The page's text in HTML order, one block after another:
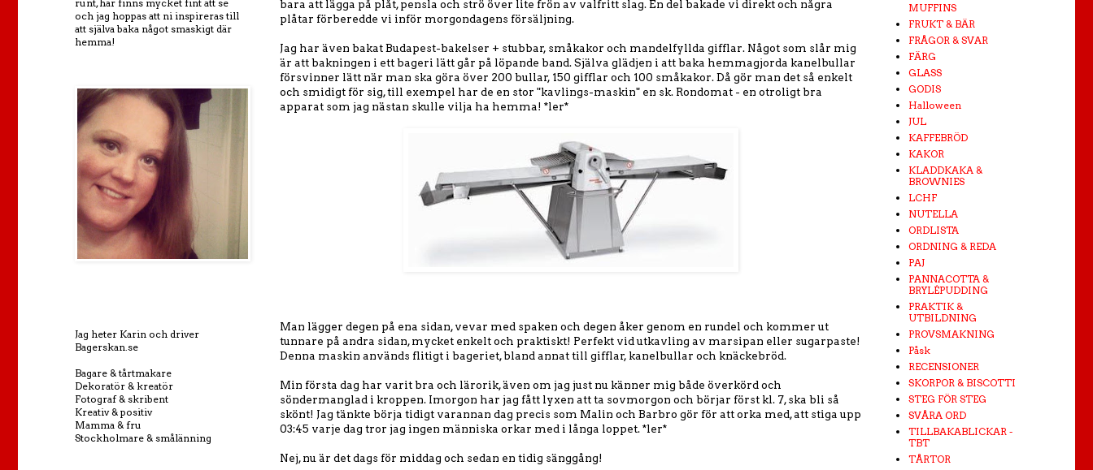
bara att lägga på plåt, pensla och strö över lite frön av valfritt slag. En del bakade vi direkt och några
plåtar förberedde vi inför morgondagens försäljning.
Jag har även bakat Budapest-bakelser + stubbar, småkakor och mandelfyllda gifflar. Något som slår mig
är att bakningen i ett bageri lätt går på löpande band. Själva glädjen i att baka hemmagjorda kanelbullar
försvinner lätt när man ska göra över 200 bullar, 150 gifflar och 100 småkakor. Då gör man det så enkelt
och smidigt för sig, till exempel har de en stor "kavlings-maskin" en sk. Rondomat - en otroligt bra
apparat som jag nästan skulle vilja ha hemma! *ler*
Man lägger degen på ena sidan, vevar med spaken och degen åker genom en rundel och kommer ut
tunnare på andra sidan, mycket enkelt och praktiskt! Perfekt vid utkavling av marsipan eller sugarpaste!
Denna maskin används flitigt i bageriet, bland annat till gifflar, kanelbullar och knäckebröd.
Min första dag har varit bra och lärorik, även om jag just nu känner mig både överkörd och
söndermanglad i kroppen. Imorgon har jag fått lyxen att ta sovmorgon och börjar först kl. 7, ska bli så
skönt! Jag tänkte börja tidigt varannan dag precis som Malin och Barbro gör för att orka med, att stiga upp
03:45 varje dag tror jag ingen människa orkar med i långa loppet. *ler*
Nej, nu är det dags för middag och sedan en tidig sänggång!
runt, här finns mycket fint att se
och jag hoppas att ni inspireras till
att själva baka något smaskigt där
hemma!
Jag heter Karin och driver
Bagerskan.se
Bagare & tårtmakare
Dekoratör & kreatör
Fotograf & skribent
Kreativ & positiv
Mamma & fru
Stockholmare & smålänning
MUFFINS
FRUKT & BÄR
FRÅGOR & SVAR
FÄRG
GLASS
GODIS
Halloween
JUL
KAFFEBRÖD
KAKOR
KLADDKAKA &
BROWNIES
LCHF
NUTELLA
ORDLISTA
ORDNING & REDA
PAJ
PANNACOTTA &
BRYLÉPUDDING
PRAKTIK &
UTBILDNING
PROVSMAKNING
Påsk
RECENSIONER
SKORPOR & BISCOTTI
STEG FÖR STEG
SVÅRA ORD
TILLBAKABLICKAR -
TBT
TÅRTOR